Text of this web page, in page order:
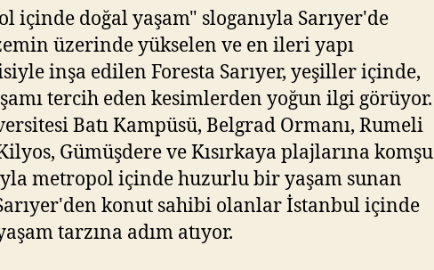
içinde doğal yaşam" sloganıyla Sarıyer'de
üzerinde yükselen ve en ileri yapı
inşa edilen Foresta Sarıyer, yeşiller içinde,
tercih eden kesimlerden yoğun ilgi görüyor.
Batı Kampüsü, Belgrad Ormanı, Rumeli
Gümüşdere ve Kısırkaya plajlarına komşu
metropol içinde huzurlu bir yaşam sunan
konut sahibi olanlar İstanbul içinde
tarzına adım atıyor.